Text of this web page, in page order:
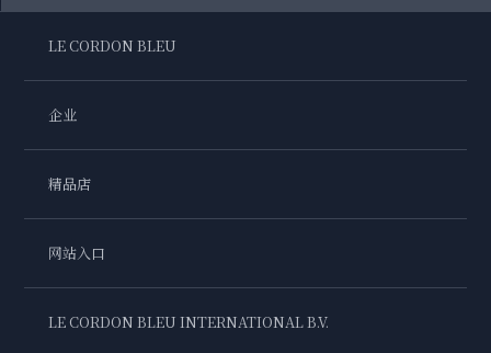
LE CORDON BLEU
企业
精品店
网站入口
LE CORDON BLEU INTERNATIONAL B.V.